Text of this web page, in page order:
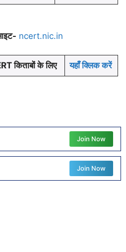
ncert.nic.in
किताबों के लिए यहाँ क्लिक करें
Join Now
Join Now